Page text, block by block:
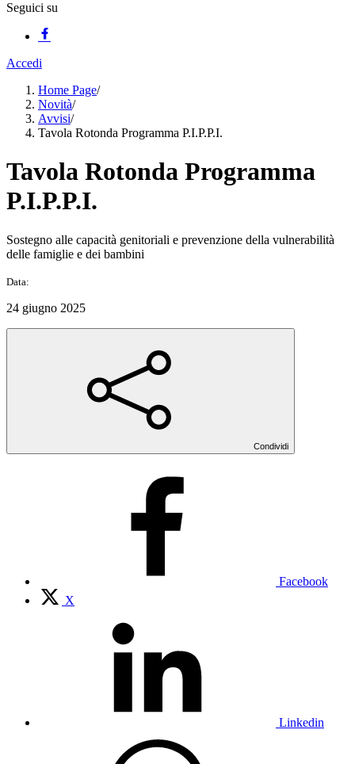
Seguici su
Accedi
Home Page/
Novità/
Avvisi/
Tavola Rotonda Programma P.I.P.P.I.
Tavola Rotonda Programma
P.I.P.P.I.
Sostegno alle capacità genitoriali e prevenzione della vulnerabilità
delle famiglie e dei bambini
Data:
24 giugno 2025
Condividi
Facebook
X
Linkedin